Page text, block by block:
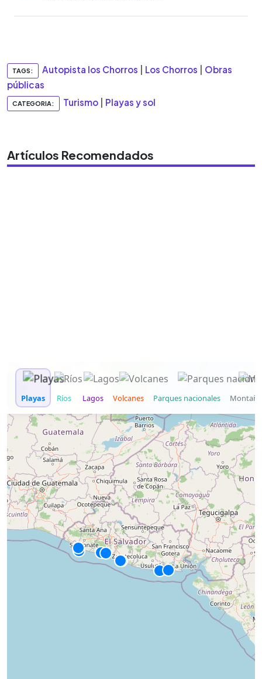
► Escuchar artículo
TAGS: Autopista los Chorros Los Chorros
Obras
públicas
CATEGORIA: Turismo Playas y sol
Artículos Recomendados